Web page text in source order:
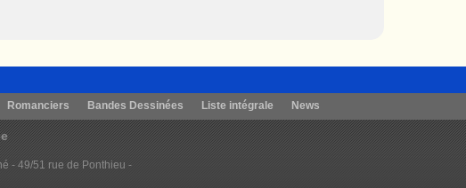
Romanciers Bandes Dessinées Liste intégrale News
- 49/51 rue de Ponthieu -